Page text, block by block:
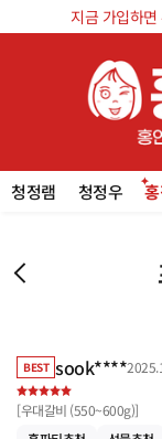
지금 가입하
청정램 청정우
BEST sook****
[우대갈비 (550~600g)]